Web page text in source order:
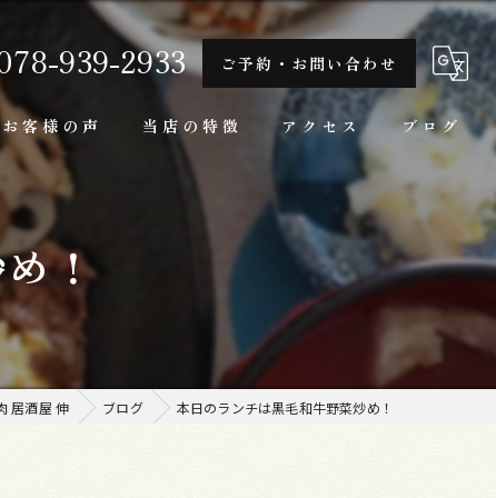
939-2933 ご予約・お問い合わせ
お客様の声 当店の特徴
隠れ家
家庭料理
アクセス ブログ
！
居酒屋 伸 ブログ 本日のランチは黒毛和牛野菜炒め！